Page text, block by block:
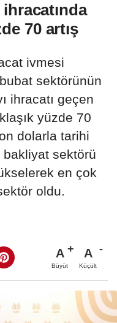
70 artış
ivmesi
sektörünün
ihracatı geçen
yüzde 70
dolarla tarihi
bakliyat sektörü
en çok
oldu.
A
Büyüt
A
Küçült